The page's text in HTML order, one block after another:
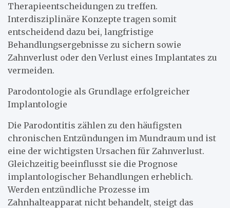
Therapieentscheidungen zu treffen.
Interdisziplinäre Konzepte tragen somit
entscheidend dazu bei, langfristige
Behandlungsergebnisse zu sichern sowie
Zahnverlust oder den Verlust eines Implantates zu
vermeiden.
Parodontologie als Grundlage erfolgreicher
Implantologie
Die Parodontitis zählen zu den häufigsten
chronischen Entzündungen im Mundraum und ist
eine der wichtigsten Ursachen für Zahnverlust.
Gleichzeitig beeinflusst sie die Prognose
implantologischer Behandlungen erheblich.
Werden entzündliche Prozesse im
Zahnhalteapparat nicht behandelt, steigt das